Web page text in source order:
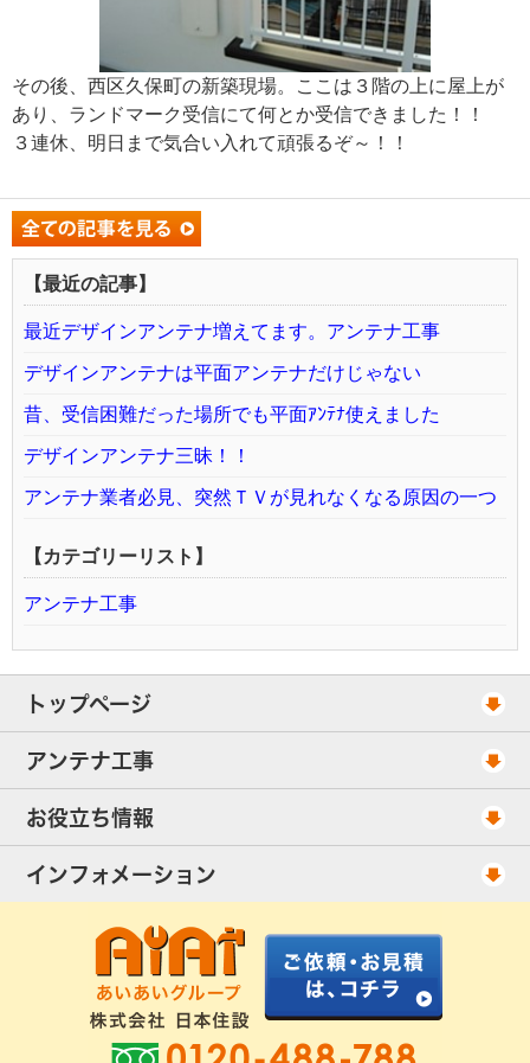
その後、西区久保町の新築現場。ここは３階の上に屋上が
あり、ランドマーク受信にて何とか受信できました！！
３連休、明日まで気合い入れて頑張るぞ～！！
【最近の記事】
最近デザインアンテナ増えてます。アンテナ工事
デザインアンテナは平面アンテナだけじゃない
昔、受信困難だった場所でも平面ｱﾝﾃﾅ使えました
デザインアンテナ三昧！！
アンテナ業者必見、突然ＴＶが見れなくなる原因の一つ
【カテゴリーリスト】
アンテナ工事
トップページ
工事スケジュール
当社が選ばれる理由
出張エリア
アンテナ工事
アンテナ工事・料金
UHFアンテナ工事・料金
配線ケーブル追加工事・料金
アンテナ工事社長のブログ
お役立ち情報
ご相談事例
アンテナの種類
工事について
良くあるアンテナ修理
インフォメーション
お客様の声